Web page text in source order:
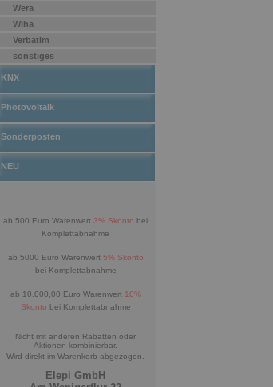
Wera
Wiha
Verbatim
sonstiges
KNX
Photovoltaik
Sonderposten
NEU
ab 500 Euro Warenwert 3% Skonto bei
Komplettabnahme
ab 5000 Euro Warenwert 5% Skonto
bei Komplettabnahme
ab 10.000,00 Euro Warenwert 10%
Skonto bei Komplettabnahme
Nicht mit anderen Rabatten oder
Aktionen kombinierbar.
Wird direkt im Warenkorb abgezogen.
Elepi GmbH